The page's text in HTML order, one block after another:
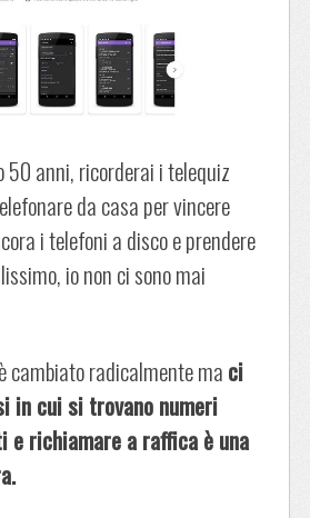
50 anni, ricorderai i telequiz
da casa per vincere
i telefoni a disco e prendere
io non ci sono mai
cambiato radicalmente maci
in cui si trovano numeri
e richiamare a raffica è una